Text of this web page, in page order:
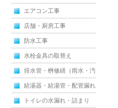
エアコン工事
店舗・厨房工事
防水工事
水栓金具の取替え
排水管・桝修繕（雨水・汚
水）
給湯器・給湯管・配管漏れ
トイレの水漏れ・詰まり